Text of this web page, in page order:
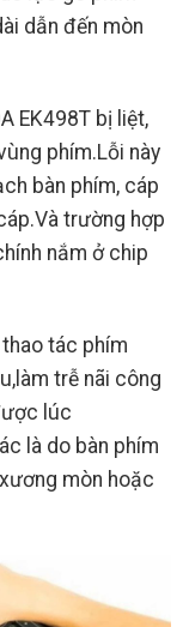
dẫn đến mòn
EK498T bị liệt,
phím.Lỗi này
bàn phím, cáp
trường hợp
nắm ở chip
tác phím
trễ nãi công
lúc
là do bàn phím
mòn hoặc